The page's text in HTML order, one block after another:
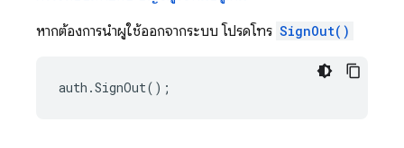
หากต้องการนำผู้ใช้ออกจากระบบ โปรดโทร SignOut()
auth .SignOut();